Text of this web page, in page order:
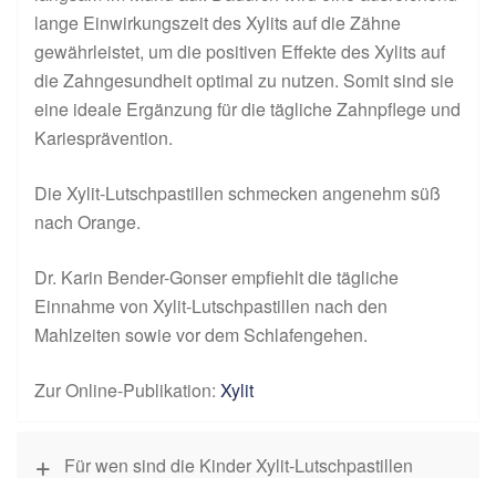
lange Einwirkungszeit des Xylits auf die Zähne
gewährleistet, um die positiven Effekte des Xylits auf
die Zahngesundheit optimal zu nutzen. Somit sind sie
eine ideale Ergänzung für die tägliche Zahnpflege und
Kariesprävention.
Die Xylit-Lutschpastillen schmecken angenehm süß
nach Orange.
Dr. Karin Bender-Gonser empfiehlt die tägliche
Einnahme von Xylit-Lutschpastillen nach den
Mahlzeiten sowie vor dem Schlafengehen.
Zur Online-Publikation: Xylit
Für wen sind die Kinder Xylit-Lutschpastillen